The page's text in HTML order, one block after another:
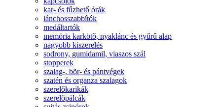
kar- és fűzhető órák
lánchosszabbítók
medáltartók
memória karkötõ, nyaklánc és gyűrű alap
nagyobb kiszerelés
sodrony, gumidamil, viaszos szál
stopperek
szalag-, bõr- és pántvégek
szatén és organza szalagok
szerelőkarikák
szerelőpálcák